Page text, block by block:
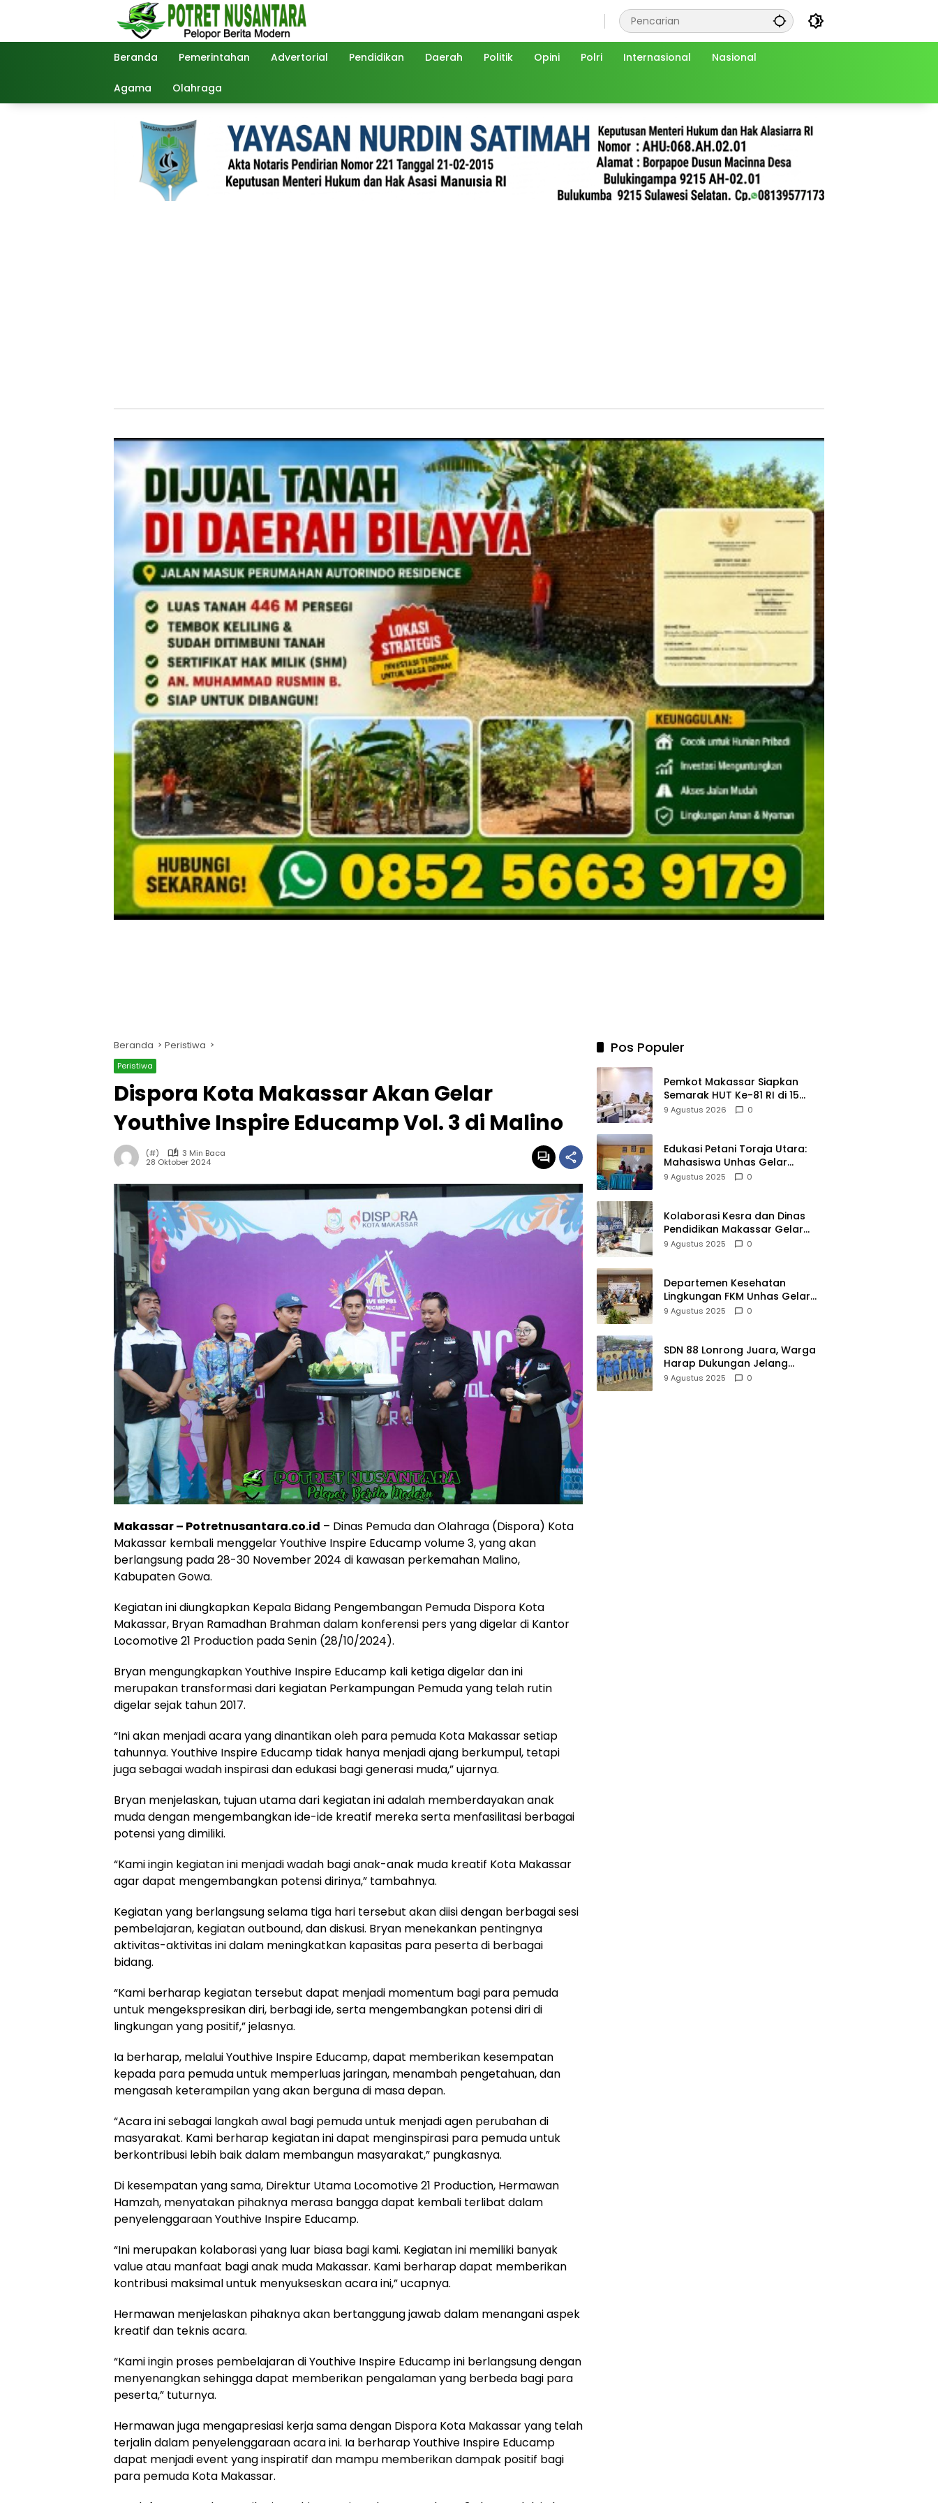
Beranda Pemerintahan Advertorial Pendidikan Daerah Politik Opini Polri Internasional Nasional
Agama Olahraga
Beranda Peristiwa
Peristiwa
Dispora Kota Makassar Akan Gelar
Youthive Inspire Educamp Vol. 3 di Malino
(#)
3 Min Baca
28 Oktober 2024
Makassar – Potretnusantara.co.id – Dinas Pemuda dan Olahraga (Dispora) Kota
Makassar kembali menggelar Youthive Inspire Educamp volume 3, yang akan
berlangsung pada 28-30 November 2024 di kawasan perkemahan Malino,
Kabupaten Gowa.
Kegiatan ini diungkapkan Kepala Bidang Pengembangan Pemuda Dispora Kota
Makassar, Bryan Ramadhan Brahman dalam konferensi pers yang digelar di Kantor
Locomotive 21 Production pada Senin (28/10/2024).
Bryan mengungkapkan Youthive Inspire Educamp kali ketiga digelar dan ini
merupakan transformasi dari kegiatan Perkampungan Pemuda yang telah rutin
digelar sejak tahun 2017.
“Ini akan menjadi acara yang dinantikan oleh para pemuda Kota Makassar setiap
tahunnya. Youthive Inspire Educamp tidak hanya menjadi ajang berkumpul, tetapi
juga sebagai wadah inspirasi dan edukasi bagi generasi muda,” ujarnya.
Bryan menjelaskan, tujuan utama dari kegiatan ini adalah memberdayakan anak
muda dengan mengembangkan ide-ide kreatif mereka serta menfasilitasi berbagai
potensi yang dimiliki.
“Kami ingin kegiatan ini menjadi wadah bagi anak-anak muda kreatif Kota Makassar
agar dapat mengembangkan potensi dirinya,” tambahnya.
Kegiatan yang berlangsung selama tiga hari tersebut akan diisi dengan berbagai sesi
pembelajaran, kegiatan outbound, dan diskusi. Bryan menekankan pentingnya
aktivitas-aktivitas ini dalam meningkatkan kapasitas para peserta di berbagai
bidang.
“Kami berharap kegiatan tersebut dapat menjadi momentum bagi para pemuda
untuk mengekspresikan diri, berbagi ide, serta mengembangkan potensi diri di
lingkungan yang positif,” jelasnya.
Ia berharap, melalui Youthive Inspire Educamp, dapat memberikan kesempatan
kepada para pemuda untuk memperluas jaringan, menambah pengetahuan, dan
mengasah keterampilan yang akan berguna di masa depan.
“Acara ini sebagai langkah awal bagi pemuda untuk menjadi agen perubahan di
masyarakat. Kami berharap kegiatan ini dapat menginspirasi para pemuda untuk
berkontribusi lebih baik dalam membangun masyarakat,” pungkasnya.
Di kesempatan yang sama, Direktur Utama Locomotive 21 Production, Hermawan
Hamzah, menyatakan pihaknya merasa bangga dapat kembali terlibat dalam
penyelenggaraan Youthive Inspire Educamp.
“Ini merupakan kolaborasi yang luar biasa bagi kami. Kegiatan ini memiliki banyak
value atau manfaat bagi anak muda Makassar. Kami berharap dapat memberikan
kontribusi maksimal untuk menyukseskan acara ini,” ucapnya.
Hermawan menjelaskan pihaknya akan bertanggung jawab dalam menangani aspek
kreatif dan teknis acara.
“Kami ingin proses pembelajaran di Youthive Inspire Educamp ini berlangsung dengan
menyenangkan sehingga dapat memberikan pengalaman yang berbeda bagi para
peserta,” tuturnya.
Hermawan juga mengapresiasi kerja sama dengan Dispora Kota Makassar yang telah
terjalin dalam penyelenggaraan acara ini. Ia berharap Youthive Inspire Educamp
dapat menjadi event yang inspiratif dan mampu memberikan dampak positif bagi
para pemuda Kota Makassar.
Pos Populer
Pemkot Makassar Siapkan
Semarak HUT Ke-81 RI di 15
Kecamatan
9 Agustus 2026 0
Edukasi Petani Toraja Utara:
Mahasiswa Unhas Gelar
Sosialisasi Pengelolaan pH
9 Agustus 2025 0
Kolaborasi Kesra dan Dinas
Pendidikan Makassar Gelar
Expo Hifdzi Qur’an untuk Pelajar
9 Agustus 2025 0
Departemen Kesehatan
Lingkungan FKM Unhas Gelar
Workshop Pemutakhiran RPS
9 Agustus 2025 0
SDN 88 Lonrong Juara, Warga
Harap Dukungan Jelang
Turnamen Selanjutnya
9 Agustus 2025 0